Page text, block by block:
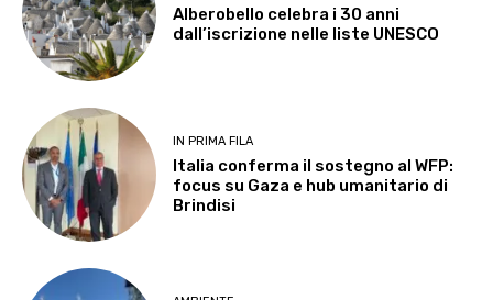
Alberobello celebra i 30 anni
dall’iscrizione nelle liste UNESCO
IN PRIMA FILA
Italia conferma il sostegno al WFP:
focus su Gaza e hub umanitario di
Brindisi